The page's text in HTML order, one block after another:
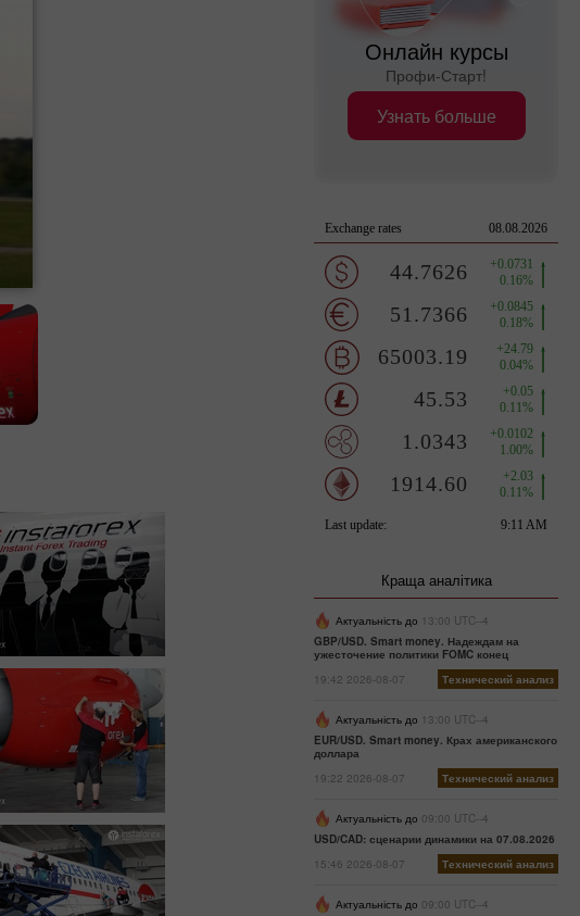
Онлайн курсы
Профи-Старт!
Узнать больше
Краща аналітика
Актуальність до 13:00 UTC--4
GBP/USD. Smart money. Надеждам на
ужесточение политики FOMC конец
19:42 2026-08-07
Технический анализ
Актуальність до 13:00 UTC--4
EUR/USD. Smart money. Крах американского
доллара
19:22 2026-08-07
Технический анализ
Актуальність до 09:00 UTC--4
USD/CAD: сценарии динамики на 07.08.2026
15:46 2026-08-07
Технический анализ
Актуальність до 09:00 UTC--4